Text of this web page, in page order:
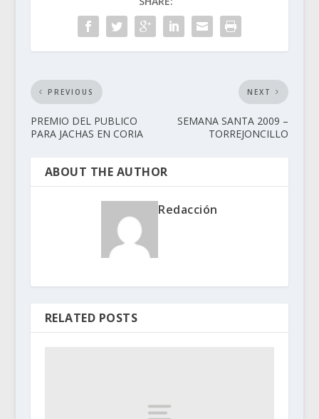
PREVIOUS
PREMIO DEL PUBLICO
PARA JACHAS EN CORIA
NEXT
SEMANA SANTA 2009 –
TORREJONCILLO
ABOUT THE AUTHOR
Redacción
RELATED POSTS